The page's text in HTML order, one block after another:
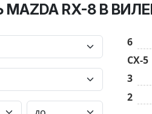
RX-8 В
6
CX-5
3
2